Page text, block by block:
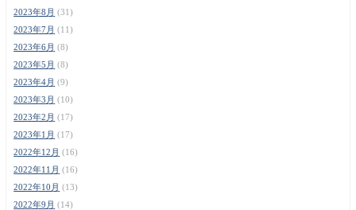
2023年8月 (31)
2023年7月 (11)
2023年6月 (8)
2023年5月 (8)
2023年4月 (9)
2023年3月 (10)
2023年2月 (17)
2023年1月 (17)
2022年12月 (16)
2022年11月 (16)
2022年10月 (13)
2022年9月 (14)